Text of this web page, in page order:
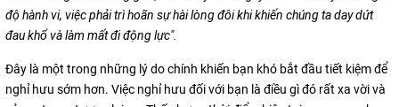
độ hành vi, việc phải trì hoãn sự hài lòng đôi khi khiến chúng ta day dứt
đau khổ và làm mất đi động lực".
Đây là một trong những lý do chính khiến bạn khó bắt đầu tiết kiệm để
nghỉ hưu sớm hơn. Việc nghỉ hưu đối với bạn là điều gì đó rất xa vời và